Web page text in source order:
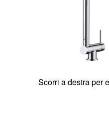
Scorri a destra per